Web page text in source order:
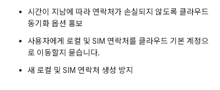
시간이 지남에 따라 연락처가 손실되지 않도록 클라우드
동기화 옵션 홍보
사용자에게 로컬 및 SIM 연락처를 클라우드 기본 계정으
로 이동할지 묻습니다.
새 로컬 및 SIM 연락처 생성 방지